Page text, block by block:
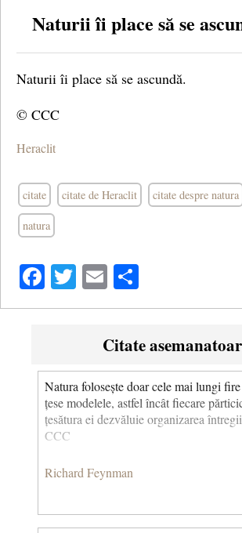
Naturii îi place să se
Naturii îi place să se ascundă.
© CCC
Heraclit
citate citate de Heraclit citate despre natura
natura
Facebook
Twitter
Email
Citate
Natura folosește doar cele mai lungi
țese modelele, astfel încât fiecare
țesătura ei dezvăluie organizarea
CCC
Richard Feynman